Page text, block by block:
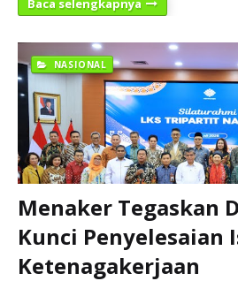
Baca selengkapnya
NASIONAL
Menaker Tegaskan
Kunci Penyelesaian
Ketenagakerjaan